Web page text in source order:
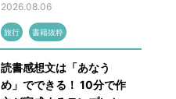
2026.08.06
旅行 書籍抜粋
読書感想文は「あなう
め」でできる！ 10分で作